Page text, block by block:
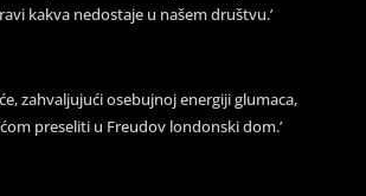
kakva nedostaje u našem društvu.’
zahvaljujući osebujnoj energiji glumaca,
preseliti u Freudov londonski dom.’